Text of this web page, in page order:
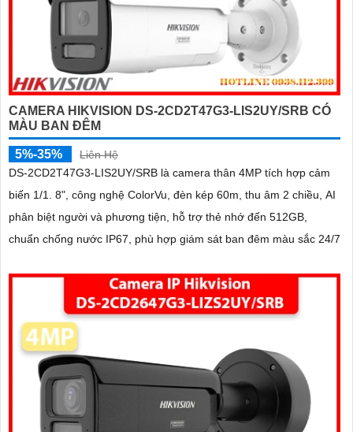
CAMERA HIKVISION DS-2CD2T47G3-LIS2UY/SRB CÓ
MÀU BAN ĐÊM
5%-35%
Liên Hệ
DS-2CD2T47G3-LIS2UY/SRB là camera thân 4MP tích hợp cảm
biến 1/1. 8", công nghệ ColorVu, đèn kép 60m, thu âm 2 chiều, AI
phân biệt người và phương tiện, hỗ trợ thẻ nhớ đến 512GB,
chuẩn chống nước IP67, phù hợp giám sát ban đêm màu sắc 24/7